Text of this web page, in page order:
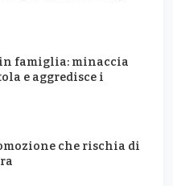
famiglia: minaccia
e aggredisce i
che rischia di